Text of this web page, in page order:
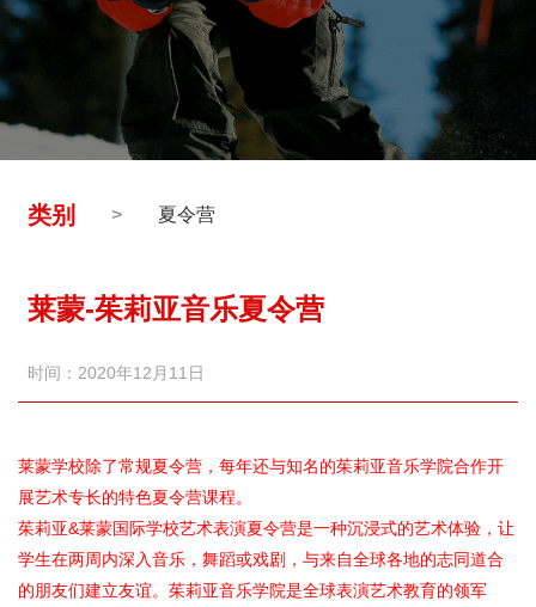
类别 > 夏令营
莱蒙-茱莉亚音乐夏令营
时间：2020年12月11日
莱蒙学校除了常规夏令营，每年还与知名的茱莉亚音乐学院合作开
展艺术专长的特色夏令营课程。
茱莉亚&莱蒙国际学校艺术表演夏令营是一种沉浸式的艺术体验，让
学生在两周内深入音乐，舞蹈或戏剧，与来自全球各地的志同道合
的朋友们建立友谊。茱莉亚音乐学院是全球表演艺术教育的领军